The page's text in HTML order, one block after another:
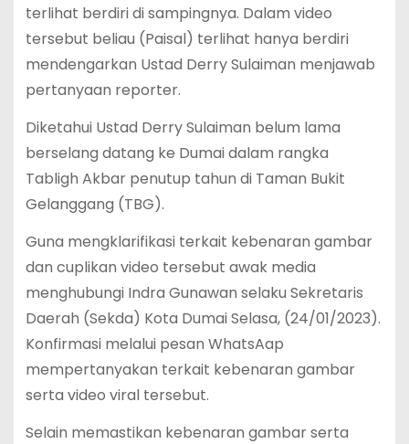
terlihat berdiri di sampingnya. Dalam video
tersebut beliau (Paisal) terlihat hanya berdiri
mendengarkan Ustad Derry Sulaiman menjawab
pertanyaan reporter.
Diketahui Ustad Derry Sulaiman belum lama
berselang datang ke Dumai dalam rangka
Tabligh Akbar penutup tahun di Taman Bukit
Gelanggang (TBG).
Guna mengklarifikasi terkait kebenaran gambar
dan cuplikan video tersebut awak media
menghubungi Indra Gunawan selaku Sekretaris
Daerah (Sekda) Kota Dumai Selasa, (24/01/2023).
Konfirmasi melalui pesan WhatsAap
mempertanyakan terkait kebenaran gambar
serta video viral tersebut.
Selain memastikan kebenaran gambar serta